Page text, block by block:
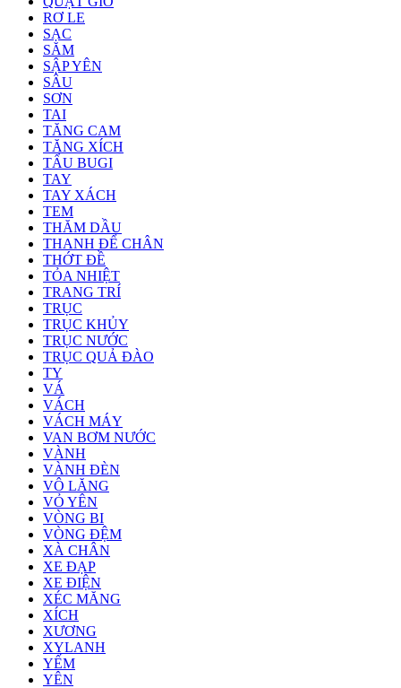
RƠ LE
SẠC
SĂM
SẬP YÊN
SÂU
SƠN
TAI
TĂNG CAM
TĂNG XÍCH
TẨU BUGI
TAY
TAY XÁCH
TEM
THĂM DẦU
THANH ĐỂ CHÂN
THỚT ĐỀ
TỎA NHIỆT
TRANG TRÍ
TRỤC
TRỤC KHỦY
TRỤC NƯỚC
TRỤC QUẢ ĐÀO
TY
VÁ
VÁCH
VÁCH MÁY
VAN BƠM NƯỚC
VÀNH
VÀNH ĐÈN
VÔ LĂNG
VỎ YÊN
VÒNG BI
VÒNG ĐỆM
XÀ CHÂN
XE ĐẠP
XE ĐIỆN
XÉC MĂNG
XÍCH
XƯƠNG
XYLANH
YẾM
YÊN